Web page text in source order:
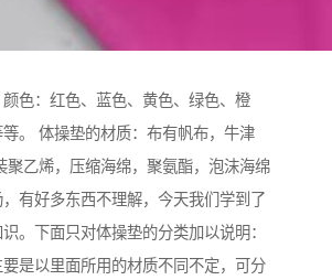
色：红色、蓝色、黄色、绿色、橙
。 体操垫的材质：布有帆布，牛津
聚乙烯，压缩海绵，聚氨酯，泡沫海绵
有好多东西不理解，今天我们学到了
。下面只对体操垫的分类加以说明：
是以里面所用的材质不同不定，可分